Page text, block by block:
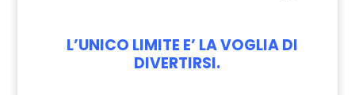
L’UNICO LIMITE E’ LA VOGLIA DI
DIVERTIRSI.